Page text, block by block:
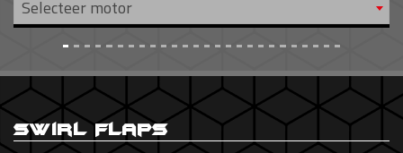
Selecteer motor
Swirl Flaps